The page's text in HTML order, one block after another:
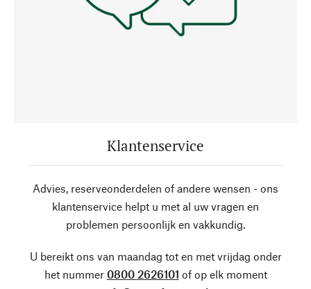
Klantenservice
Advies, reserveonderdelen of andere wensen - ons
klantenservice helpt u met al uw vragen en
problemen persoonlijk en vakkundig.
U bereikt ons van maandag tot en met vrijdag onder
het nummer 0800 2626101 of op elk moment